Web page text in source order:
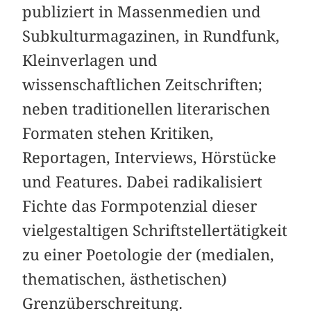
publiziert in Massenmedien und
Subkulturmagazinen, in Rundfunk,
Kleinverlagen und
wissenschaftlichen Zeitschriften;
neben traditionellen literarischen
Formaten stehen Kritiken,
Reportagen, Interviews, Hörstücke
und Features. Dabei radikalisiert
Fichte das Formpotenzial dieser
vielgestaltigen Schriftstellertätigkeit
zu einer Poetologie der (medialen,
thematischen, ästhetischen)
Grenzüberschreitung.